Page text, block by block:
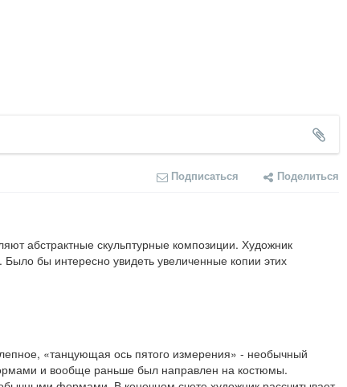
Подписаться Поделиться
абстрактные скульптурные композиции. Художник
Было бы интересно увидеть увеличенные копии этих
«танцующая ось пятого измерения» - необычный
и вообще раньше был направлен на костюмы.